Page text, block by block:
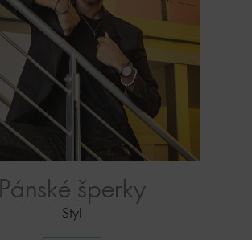
Pánské šperky
Styl